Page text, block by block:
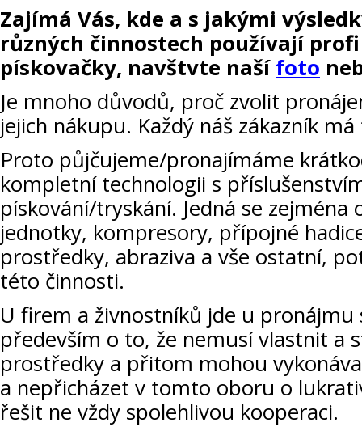
Zajímá Vás, kde a s jakými
různých činnostech používají
pískovačky, navštvte našífoto
Je mnoho důvodů, proč zvolit
jejich nákupu. Každý náš zákazník
Proto půjčujeme/pronajímáme
kompletní technologii s
pískování/tryskání. Jedná se zejména
jednotky, kompresory, přípojné
prostředky, abraziva a vše ostatní,
této činnosti.
U firem a živnostníků jde u pronájmu
především o to, že nemusí vlastnit a
prostředky a přitom mohou
a nepřicházet v tomto oboru o
řešit ne vždy spolehlivou kooperaci.